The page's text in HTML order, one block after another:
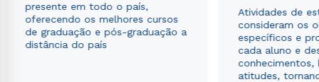
presente em todo o país,
oferecendo os melhores cursos
de graduação e pós-graduação a
distância do país
Atividades de
consideram os
específicos e
cada aluno e
conhecimentos,
atitudes,